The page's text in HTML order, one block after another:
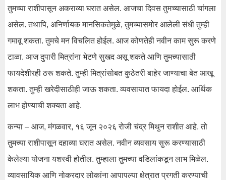
तुमच्या राशीपासून अकराव्या घरात असेल. आजचा दिवस तुमच्यासाठी चांगला
असेल. तथापि, अनिर्णायक मानसिकतेमुळे, तुमच्यासमोर आलेली संधी तुम्ही
गमावू शकता. तुमचे मन विचलित होईल. आज कोणतेही नवीन काम सुरू करणे
टाळा. आज दुपारी मित्रांना भेटणे सुखद असू शकते आणि तुमच्यासाठी
फायदेशीरही ठरू शकते. तुम्ही मित्रांसोबत कुठेतरी बाहेर जाण्याचा बेत आखू
शकता. तुम्ही खरेदीसाठीही जाऊ शकता. व्यवसायात फायदा होईल. आर्थिक
लाभ होण्याची शक्यता आहे.
कन्या – आज, मंगळवार, १६ जून २०२६ रोजी चंद्र मिथुन राशीत आहे. तो
तुमच्या राशीपासून दहाव्या घरात असेल. नवीन व्यवसाय सुरू करण्यासाठी
केलेल्या योजना यशस्वी होतील. तुम्हाला तुमच्या वडिलांकडून लाभ मिळेल.
व्यावसायिक आणि नोकरदार लोकांना आपापल्या क्षेत्रात प्रगती करण्याची